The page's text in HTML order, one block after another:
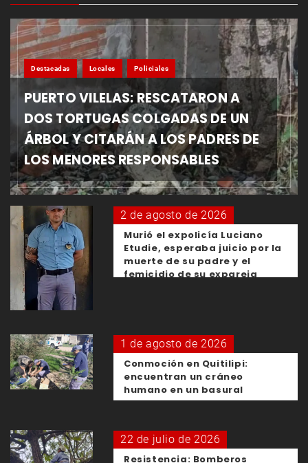
Destacadas Locales Policiales
PUERTO VILELAS: RESCATARON A
DOS TORTUGAS COLGADAS DE UN
ÁRBOL Y CITARÁN A LOS PADRES DE
LOS MENORES RESPONSABLES
2 de agosto de 2026
Murió el expolicía Luciano
Etudie, esperaba juicio por la
muerte de su padre y el
femicidio de su expareja
1 de agosto de 2026
Conmoción en Quitilipi:
encuentran un cráneo
humano en un basural
22 de julio de 2026
Resistencia: Bomberos